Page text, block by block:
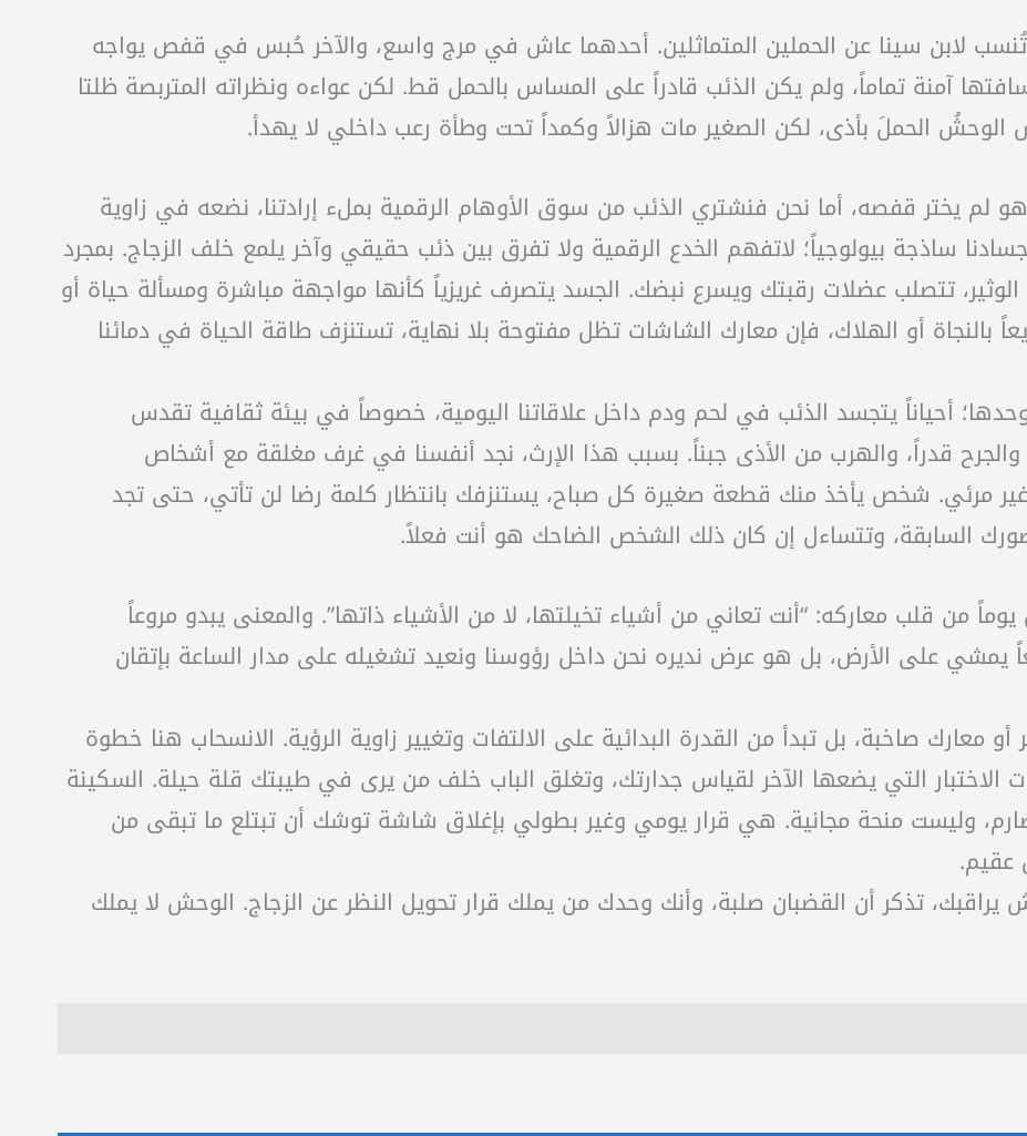
تُنسب لابن سينا عن الحملين المتماثلين. أحدهما عاش في مرج واسع، والآخر حُبس في قفص يواجه
آمنة تماماً، ولم يكن الذئب قادراً على المساس بالحمل قط. لكن عواءه ونظراته المتربصة ظلتا
الوحشُ الحملَ بأذى، لكن الصغير مات هزالاً وكمداً تحت وطأة رعب داخلي لا يهدأ.
هو لم يختر قفصه، أما نحن فنشتري الذئب من سوق الأوهام الرقمية بملء إرادتنا، نضعه في زاوية
ساذجة بيولوجياً؛ لاتفهم الخدع الرقمية ولا تفرق بين ذئب حقيقي وآخر يلمع خلف الزجاج. بمجرد
تتصلب عضلات رقبتك ويسرع نبضك. الجسد يتصرف غريزياً كأنها مواجهة مباشرة ومسألة حياة أو
أو الهلاك، فإن معارك الشاشات تظل مفتوحة بلا نهاية، تستنزف طاقة الحياة في دمائنا
أحياناً يتجسد الذئب في لحم ودم داخل علاقاتنا اليومية، خصوصاً في بيئة ثقافية تقدس
والجرح قدراً، والهرب من الأذى جبناً. بسبب هذا الإرث، نجد أنفسنا في غرف مغلقة مع أشخاص
غير مرئي. شخص يأخذ منك قطعة صغيرة كل صباح، يستنزفك بانتظار كلمة رضا لن تأتي، حتى تجد
السابقة، وتتساءل إن كان ذلك الشخص الضاحك هو أنت فعلاً.
من قلب معاركه: “أنت تعاني من أشياء تخيلتها، لا من الأشياء ذاتها”. والمعنى يبدو مروعاً
على الأرض، بل هو عرض نديره نحن داخل رؤوسنا ونعيد تشغيله على مدار الساعة بإتقان
معارك صاخبة، بل تبدأ من القدرة البدائية على الالتفات وتغيير زاوية الرؤية. الانسحاب هنا خطوة
الاختبار التي يضعها الآخر لقياس جدارتك، وتغلق الباب خلف من يرى في طيبتك قلة حيلة. السكينة
وليست منحة مجانية. هي قرار يومي وغير بطولي بإغلاق شاشة توشك أن تبتلع ما تبقى من
عقيم.
تذكر أن القضبان صلبة، وأنك وحدك من يملك قرار تحويل النظر عن الزجاج. الوحش لا يملك